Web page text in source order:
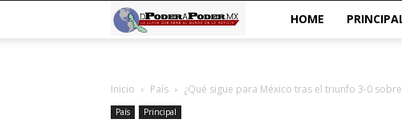
a
HOME
Inicio País ¿Qué sigue para México tras el triunfo 3-0
País Principal